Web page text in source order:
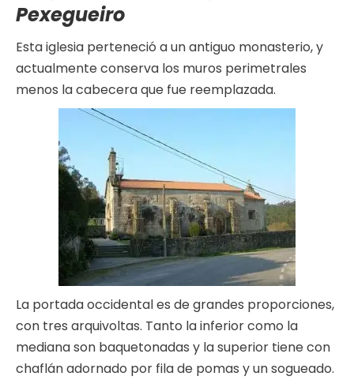
Pexegueiro
Esta iglesia perteneció a un antiguo monasterio, y
actualmente conserva los muros perimetrales
menos la cabecera que fue reemplazada.
La portada occidental es de grandes proporciones,
con tres arquivoltas. Tanto la inferior como la
mediana son baquetonadas y la superior tiene con
chaflán adornado por fila de pomas y un sogueado.